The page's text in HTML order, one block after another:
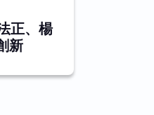
正、楊
新